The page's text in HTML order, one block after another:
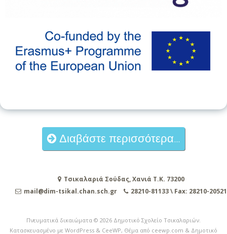
Διαβάστε περισσότερα...
Τσικαλαριά Σούδας, Χανιά Τ.Κ. 73200
mail@dim-tsikal.chan.sch.gr
28210-81133 \ Fax: 28210-20521
Πνευματικά δικαιώματα © 2026 Δημοτικό Σχολείο Τσικαλαριών
Κατασκευασμένο με WordPress & CeeWP, Θέμα από ceewp.com & Δημοτικό